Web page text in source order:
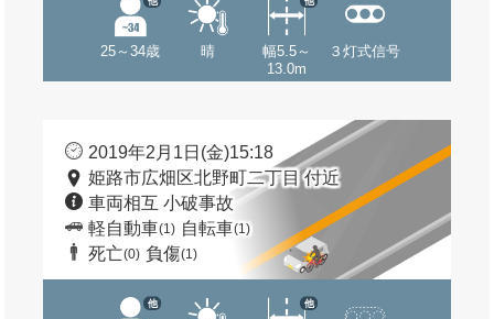
25～34歳 晴
幅5.5～
13.0m
３灯式信号
2019年2月1日(金)15:18
姫路市広畑区北野町二丁目 付近
車両相互 小破事故
軽自動車(1) 自転車(1)
死亡(0) 負傷(1)
他 他